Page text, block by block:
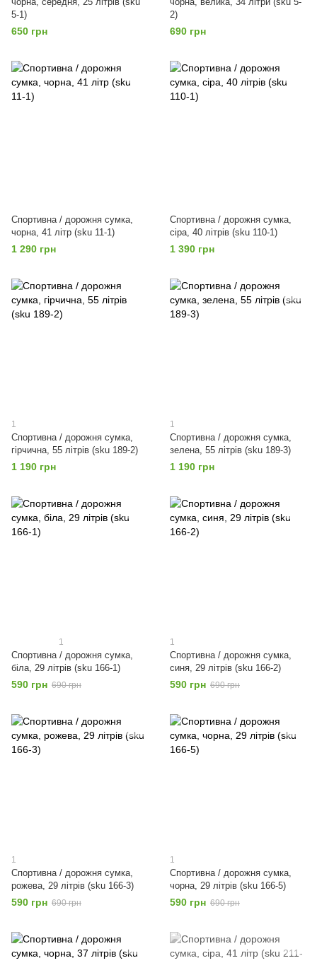
5-1)
650 грн
2)
690 грн
Спортивна / дорожня сумка,
чорна, 41 літр (sku 11-1)
1 290 грн
Спортивна / дорожня сумка,
сіра, 40 літрів (sku 110-1)
1 390 грн
1
Спортивна / дорожня сумка,
гірчична, 55 літрів (sku 189-2)
1 190 грн
1
Спортивна / дорожня сумка,
зелена, 55 літрів (sku 189-3)
1 190 грн
1
Спортивна / дорожня сумка,
біла, 29 літрів (sku 166-1)
590 грн 690 грн
1
Спортивна / дорожня сумка,
синя, 29 літрів (sku 166-2)
590 грн 690 грн
1
Спортивна / дорожня сумка,
рожева, 29 літрів (sku 166-3)
590 грн 690 грн
1
Спортивна / дорожня сумка,
чорна, 29 літрів (sku 166-5)
590 грн 690 грн